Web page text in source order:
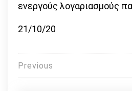
ενεργούς λογαριασμούς
21/10/20
Πλοήγηση
Previous